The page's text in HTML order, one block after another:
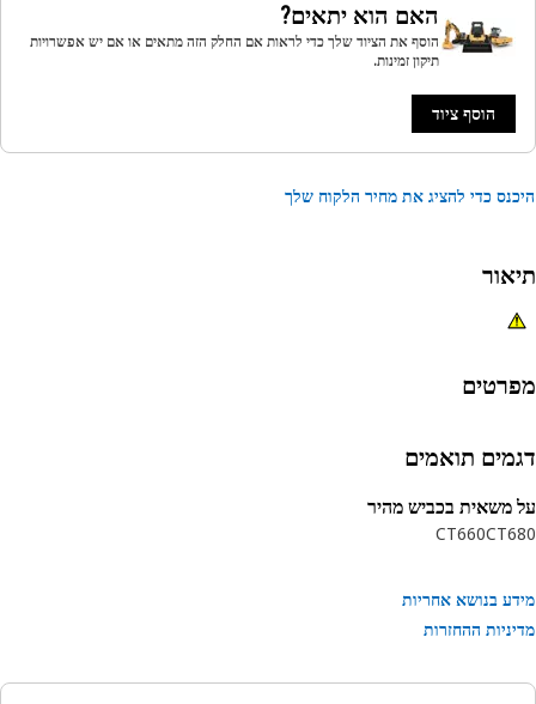
האם הוא יתאים?
הוסף את הציוד שלך כדי לראות אם החלק הזה מתאים או אם יש אפשרויות
תיקון זמינות.
הוסף ציוד
כדי להציג את מחיר הלקוח שלך
תואמים
משאית בכביש מהיר
CT660
בנושא אחריות
ההחזרות